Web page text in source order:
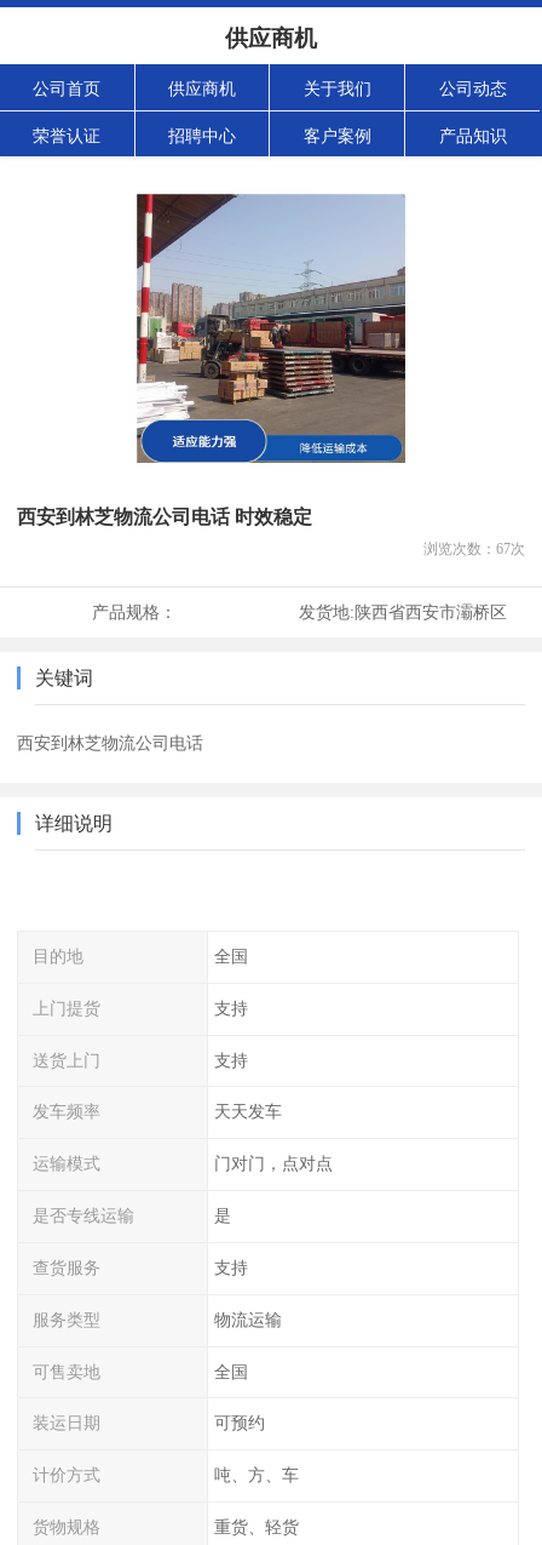
供应商机
公司首页 供应商机 关于我们 公司动态
荣誉认证 招聘中心 客户案例 产品知识
西安到林芝物流公司电话 时效稳定
浏览次数： 67次
产品规格： 发货地:陕西省西安市灞桥区
关键词
西安到林芝物流公司电话
详细说明
目的地 全国
上门提货 支持
送货上门 支持
发车频率 天天发车
运输模式 门对门，点对点
是否专线运输 是
查货服务 支持
服务类型 物流运输
可售卖地 全国
装运日期 可预约
计价方式 吨、方、车
货物规格 重货、轻货